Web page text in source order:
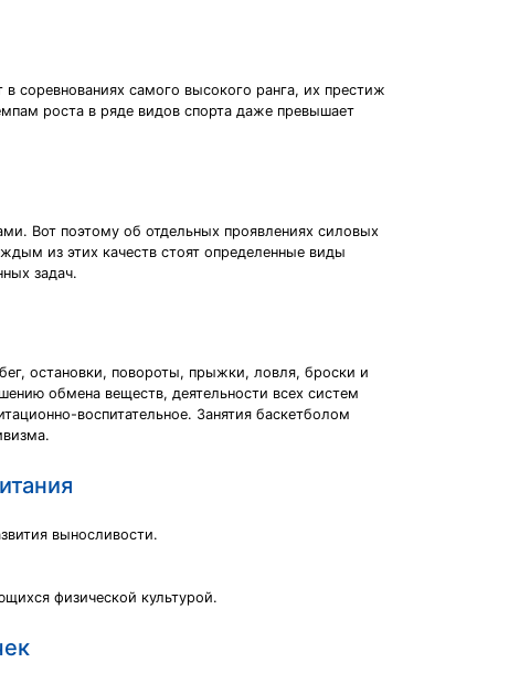
соревнованиях самого высокого ранга, их престиж
роста в ряде видов спорта даже превышает
Вот поэтому об отдельных проявлениях силовых
из этих качеств стоят определенные виды
задач.
остановки, повороты, прыжки, ловля, броски и
обмена веществ, деятельности всех систем
воспитательное. Занятия баскетболом
выносливости.
физической культурой.